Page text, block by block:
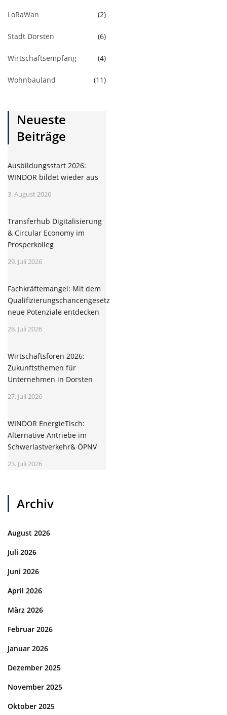
LoRaWan (2)
Stadt Dorsten (6)
Wirtschaftsempfang (4)
Wohnbauland (11)
Neueste
Beiträge
Ausbildungsstart 2026:
WINDOR bildet wieder aus
3. August 2026
Transferhub Digitalisierung
& Circular Economy im
Prosperkolleg
29. Juli 2026
Fachkräftemangel: Mit dem
Qualifizierungschancengesetz
neue Potenziale entdecken
28. Juli 2026
Wirtschaftsforen 2026:
Zukunftsthemen für
Unternehmen in Dorsten
27. Juli 2026
WINDOR EnergieTisch:
Alternative Antriebe im
Schwerlastverkehr& ÖPNV
23. Juli 2026
Archiv
August 2026
Juli 2026
Juni 2026
April 2026
März 2026
Februar 2026
Januar 2026
Dezember 2025
November 2025
Oktober 2025